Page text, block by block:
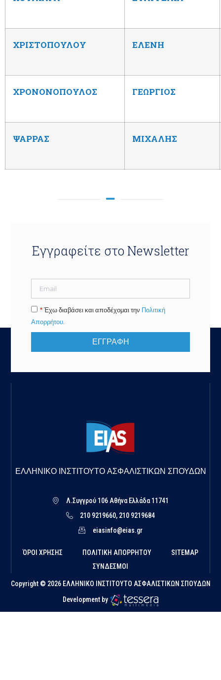
ΧΡΙΣΤΟΠΟΥΛΟΥ ΕΛΕΝΗ
ΧΡΟΝΟΝΟΠΟΥΛΟΣ ΓΕΩΡΓΙΟΣ
ΨΑΡΡΑΣ ΜΙΧΑΛΗΣ
Εγγραφείτε στο Newsletter
*Έχω διαβάσει και αποδέχομαι την Πολιτική
Απορρήτου.
ΕΓΓΡΑΦΗ
ΕΛΛΗΝΙΚΟ ΙΝΣΤΙΤΟΥΤΟ ΑΣΦΑΛΙΣΤΙΚΩΝ ΣΠΟΥΔΩΝ
Λ.Συγγρού 106 Αθήνα Ελλάδα 11741
210 9219660, 210 9219684
eiasinfo@eias.gr
ΌΡΟΙ ΧΡΗΣΗΣ ΠΟΛΙΤΙΚΗ ΑΠΟΡΡΗΤΟΥ
SITEMAP
ΣΥΝΔΕΣΜΟΙ
Copyright © 2026 ΕΛΛΗΝΙΚΟ ΙΝΣΤΙΤΟΥΤΟ ΑΣΦΑΛΙΣΤΙΚΩΝ ΣΠΟΥΔΩΝ
Development by